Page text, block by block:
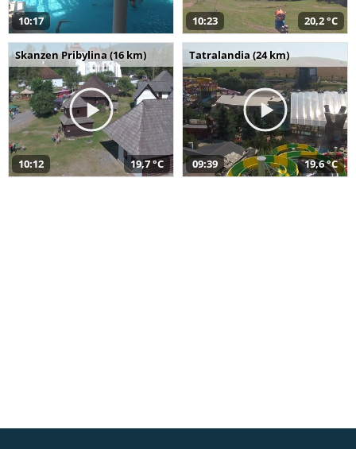
10:17 10:23 20,2 °C
Skanzen Pribylina (16 km)
10:12 19,7 °C
Tatralandia (24 km)
09:39 19,6 °C